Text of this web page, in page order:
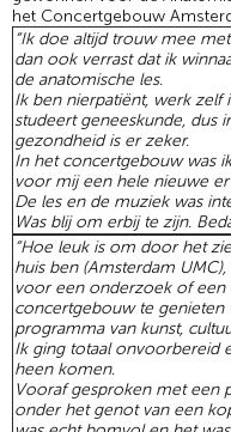
het Concertgebouw
“Ik doe altijd trouw mee
dan ook verrast dat ik
de anatomische les.
Ik ben nierpatiënt, werk
studeert geneeskunde, dus
gezondheid is er zeker.
In het concertgebouw was
voor mij een hele nieuwe
De les en de muziek was
Was blij om erbij te zijn.
“Hoe leuk is om door het
huis ben (Amsterdam
voor een onderzoek of
concertgebouw te genieten
programma van kunst,
Ik ging totaal onvoorbereid
heen komen.
Vooraf gesproken met een
onder het genot van een